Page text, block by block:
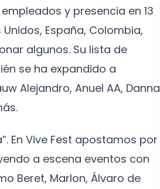
y presencia en 13
España, Colombia,
algunos. Su lista de
se ha expandido a
Alejandro, Anuel AA, Danna
En Vive Fest apostamos por
a escena eventos con
Beret, Marlon, Álvaro de